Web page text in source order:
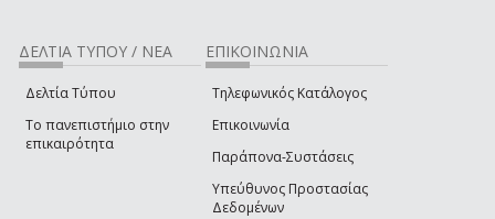
ΔΕΛΤΙΑ ΤΥΠΟΥ / ΝΕΑ
Δελτία Τύπου
Το πανεπιστήμιο στην
επικαιρότητα
ΕΠΙΚΟΙΝΩΝΙΑ
Τηλεφωνικός Κατάλογος
Επικοινωνία
Παράπονα-Συστάσεις
Υπεύθυνος Προστασίας
Δεδομένων